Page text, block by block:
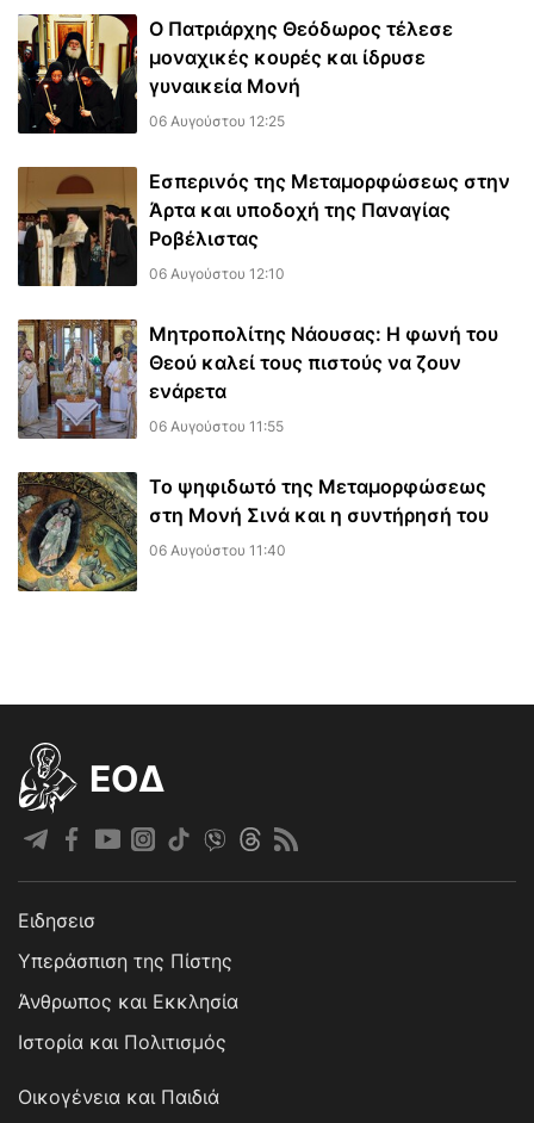
Ο Πατριάρχης Θεόδωρος τέλεσε
μοναχικές κουρές και ίδρυσε
γυναικεία Μονή
06 Αυγούστου 12:25
Εσπερινός της Μεταμορφώσεως στην
Άρτα και υποδοχή της Παναγίας
Ροβέλιστας
06 Αυγούστου 12:10
Μητροπολίτης Νάουσας: Η φωνή του
Θεού καλεί τους πιστούς να ζουν
ενάρετα
06 Αυγούστου 11:55
Το ψηφιδωτό της Μεταμορφώσεως
στη Μονή Σινά και η συντήρησή του
06 Αυγούστου 11:40
EOΔ
Ειδησεισ
Υπεράσπιση της Πίστης
Άνθρωπος και Εκκλησία
Ιστορία και Πολιτισμός
Οικογένεια και Παιδιά